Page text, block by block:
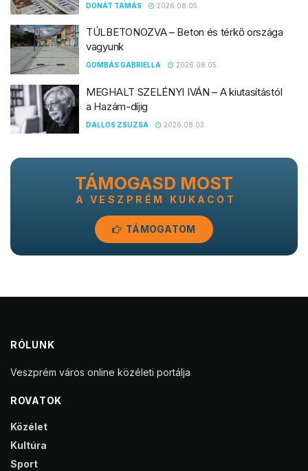
DONÁT TAMÁS 2026.08.05.
TÚLBETONOZVA – Beton és térkő országa
vagyunk
GOMBÁS GABRIELLA 2026.08.05.
MEGHALT SZELÉNYI IVÁN – A kiutasítástól
a Hazám-díjig
DALLOS ZSUZSA 2026.08.03.
TÁMOGASD MOST
A VESZPRÉM KUKACOT
TÁMOGATOM
RÓLUNK
Veszprém város online közéleti portálja
ROVATOK
Közélet
Kultúra
Sport